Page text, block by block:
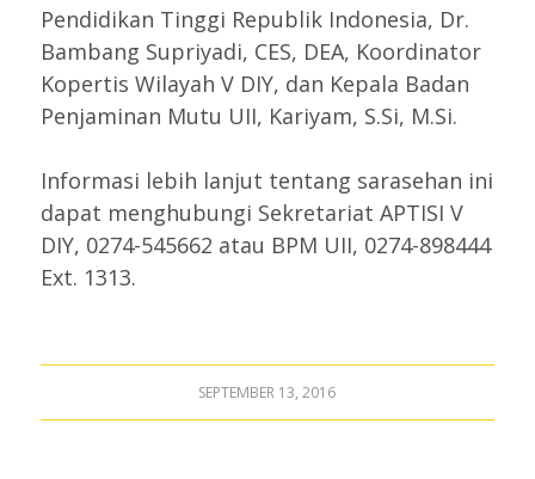
Pendidikan Tinggi Republik Indonesia, Dr.
Bambang Supriyadi, CES, DEA, Koordinator
Kopertis Wilayah V DIY, dan Kepala Badan
Penjaminan Mutu UII, Kariyam, S.Si, M.Si.
Informasi lebih lanjut tentang sarasehan ini
dapat menghubungi Sekretariat APTISI V
DIY, 0274-545662 atau BPM UII, 0274-898444
Ext. 1313.
SEPTEMBER 13, 2016